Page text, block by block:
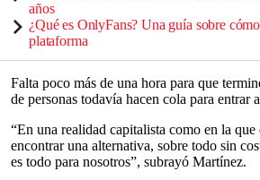
años
¿Qué es OnlyFans? Una guía sobre
plataforma
Falta poco más de una hora para que
de personas todavía hacen cola para entrar
“En una realidad capitalista como en la
encontrar una alternativa, sobre todo sin
es todo para nosotros”, subrayó Martínez.